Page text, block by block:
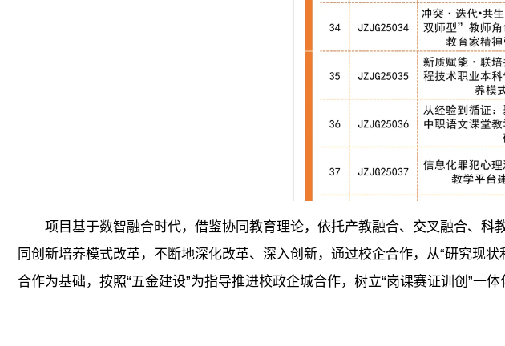
项目基于数智融合时代，借鉴协同教育理论，依托产教融合、交叉融合、
同创新培养模式改革，不断地深化改革、深入创新，通过校企合作，从“研究现
合作为基础，按照“五金建设”为指导推进校政企城合作，树立“岗课赛证训创”一